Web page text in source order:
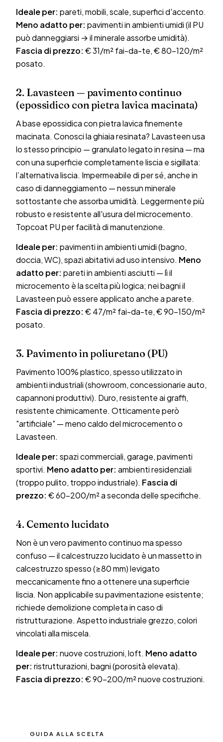
Ideale per: pareti, mobili, scale, superfici d'accento.
Meno adatto per: pavimenti in ambienti umidi (il PU
può danneggiarsi → il minerale assorbe umidità).
Fascia di prezzo: € 31/m² fai-da-te, € 80–120/m²
posato.
2. Lavasteen — pavimento continuo
(epossidico con pietra lavica macinata)
A base epossidica con pietra lavica finemente
macinata. Conosci la ghiaia resinata? Lavasteen usa
lo stesso principio — granulato legato in resina — ma
con una superficie completamente liscia e sigillata:
l’alternativa liscia. Impermeabile di per sé, anche in
caso di danneggiamento — nessun minerale
sottostante che assorba umidità. Leggermente più
robusto e resistente all'usura del microcemento.
Topcoat PU per facilità di manutenzione.
Ideale per: pavimenti in ambienti umidi (bagno,
doccia, WC), spazi abitativi ad uso intensivo. Meno
adatto per: pareti in ambienti asciutti — lì il
microcemento è la scelta più logica; nei bagni il
Lavasteen può essere applicato anche a parete.
Fascia di prezzo: € 47/m² fai-da-te, € 90–150/m²
posato.
3. Pavimento in poliuretano (PU)
Pavimento 100% plastico, spesso utilizzato in
ambienti industriali (showroom, concessionarie auto,
capannoni produttivi). Duro, resistente ai graffi,
resistente chimicamente. Otticamente però
"artificiale" — meno caldo del microcemento o
Lavasteen.
Ideale per: spazi commerciali, garage, pavimenti
sportivi. Meno adatto per: ambienti residenziali
(troppo pulito, troppo industriale). Fascia di
prezzo: € 60–200/m² a seconda delle specifiche.
4. Cemento lucidato
Non è un vero pavimento continuo ma spesso
confuso — il calcestruzzo lucidato è un massetto in
calcestruzzo spesso (≥80 mm) levigato
meccanicamente fino a ottenere una superficie
liscia. Non applicabile su pavimentazione esistente;
richiede demolizione completa in caso di
ristrutturazione. Aspetto industriale grezzo, colori
vincolati alla miscela.
Ideale per: nuove costruzioni, loft. Meno adatto
per: ristrutturazioni, bagni (porosità elevata).
Fascia di prezzo: € 90–200/m² nuove costruzioni.
GUIDA ALLA SCELTA